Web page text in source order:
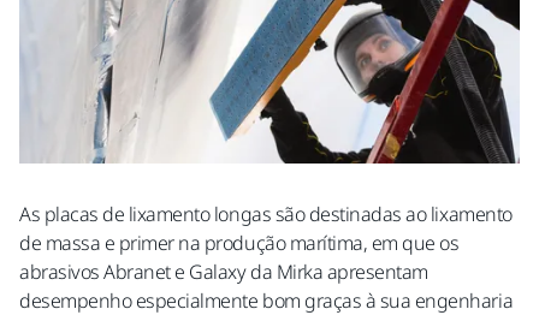
As placas de lixamento longas são destinadas ao lixamento
de massa e primer na produção marítima, em que os
abrasivos Abranet e Galaxy da Mirka apresentam
desempenho especialmente bom graças à sua engenharia